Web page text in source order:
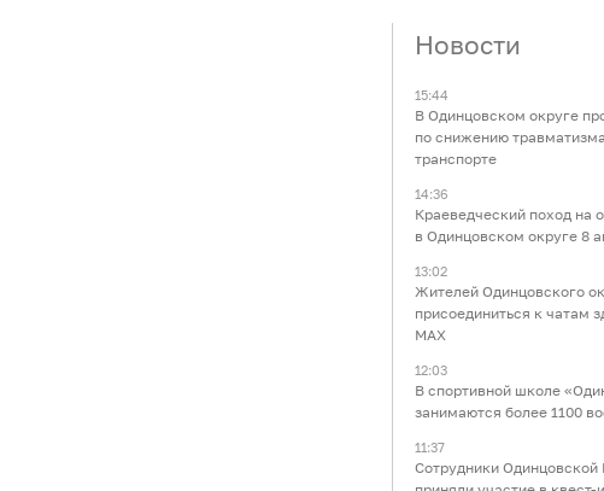
Новости
15:44
В Одинцовском округе
по снижению
транспорте
14:36
Краеведческий поход на
в Одинцовском округе 8
13:02
Жителей Одинцовского
присоединиться к чатам
МАХ
12:03
В спортивной школе
занимаются более 1100
11:37
Сотрудники Одинцовской